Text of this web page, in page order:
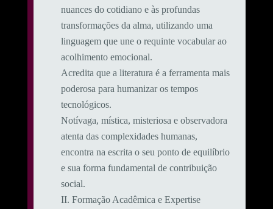
nuances do cotidiano e às profundas
transformações da alma, utilizando uma
linguagem que une o requinte vocabular ao
acolhimento emocional.
​Acredita que a literatura é a ferramenta mais
poderosa para humanizar os tempos
tecnológicos.
Notívaga, mística, misteriosa e observadora
atenta das complexidades humanas,
encontra na escrita o seu ponto de equilíbrio
e sua forma fundamental de contribuição
social.
​II. Formação Acadêmica e Expertise